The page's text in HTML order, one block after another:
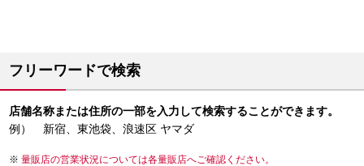
フリーワードで検索
店舗名称または住所の一部を入力して検索することができます。
例） 新宿、東池袋、浪速区 ヤマダ
量販店の営業状況については各量販店へご確認ください。